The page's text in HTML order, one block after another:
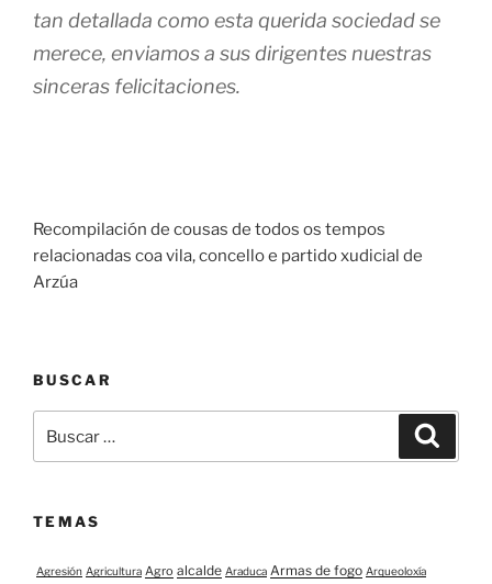
tan detallada como esta querida sociedad se
merece, enviamos a sus dirigentes nuestras
sinceras felicitaciones.
Recompilación de cousas de todos os tempos
relacionadas coa vila, concello e partido xudicial de
Arzúa
BUSCAR
TEMAS
Agresión Agricultura Agro alcalde Araduca Armas de fogo Arqueoloxía